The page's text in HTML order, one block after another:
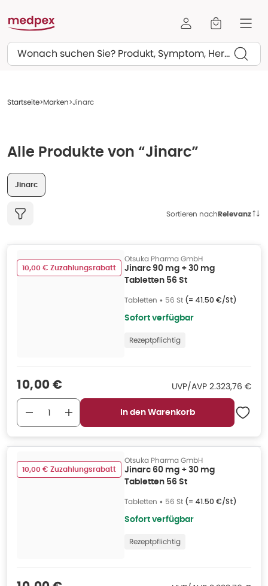
Suchen
Startseite Marken Jinarc
Alle Produkte von “Jinarc”
Jinarc
Sortieren nachRelevanz
10,00 € Zuzahlungsrabatt
Otsuka Pharma GmbH
Jinarc 90 mg + 30 mg
Tabletten 56 St
Tabletten • 56 St (= 41.50 €/St)
Sofort verfügbar
Rezeptpflichtig
Verkaufspreis
10,00 € UVP/AVP UVP/AVP :
2.323,76 €
In den Warenkorb
10,00 € Zuzahlungsrabatt
Otsuka Pharma GmbH
Jinarc 60 mg + 30 mg
Tabletten 56 St
Tabletten • 56 St (= 41.50 €/St)
Sofort verfügbar
Rezeptpflichtig